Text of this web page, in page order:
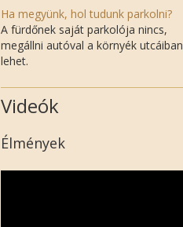
Ha megyünk, hol tudunk parkolni?
A fürdőnek saját parkolója nincs,
megállni autóval a környék utcáiban
lehet.
Videók
Élmények